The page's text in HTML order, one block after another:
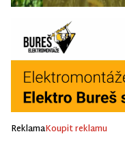
ReklamaKoupit reklamu